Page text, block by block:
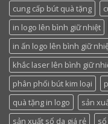
cung cấp bút quà tặng
in logo lên bình giữ nhiệt
in ấn logo lên bình giữ
khắc laser lên bình giữ
phân phối bút kim loại
quà tặng in logo
sản
sản xuất sổ da giá rẻ